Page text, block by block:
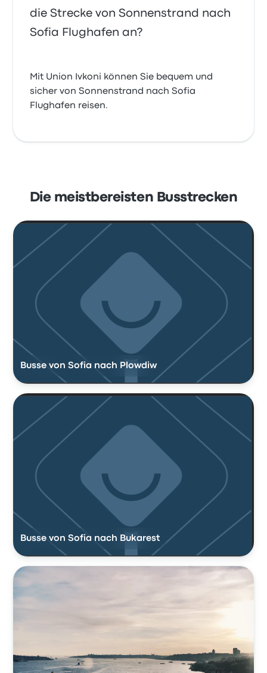
die Strecke von Sonnenstrand nach
Sofia Flughafen an?
Mit Union Ivkoni können Sie bequem und
sicher von Sonnenstrand nach Sofia
Flughafen reisen.
Die meistbereisten Busstrecken
Busse von Sofia nach Plowdiw
Busse von Sofia nach Bukarest